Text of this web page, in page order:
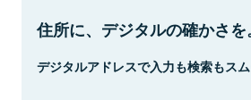
住所に、デジタルの確かさを
デジタルアドレスで入力も検索もスム